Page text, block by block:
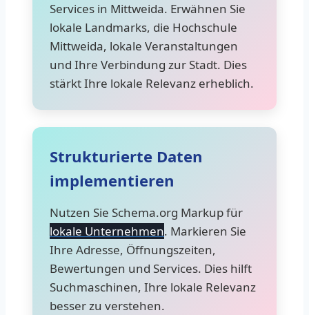
Services in Mittweida. Erwähnen Sie
lokale Landmarks, die Hochschule
Mittweida, lokale Veranstaltungen
und Ihre Verbindung zur Stadt. Dies
stärkt Ihre lokale Relevanz erheblich.
Strukturierte Daten
implementieren
Nutzen Sie Schema.org Markup für
lokale Unternehmen. Markieren Sie
Ihre Adresse, Öffnungszeiten,
Bewertungen und Services. Dies hilft
Suchmaschinen, Ihre lokale Relevanz
besser zu verstehen.